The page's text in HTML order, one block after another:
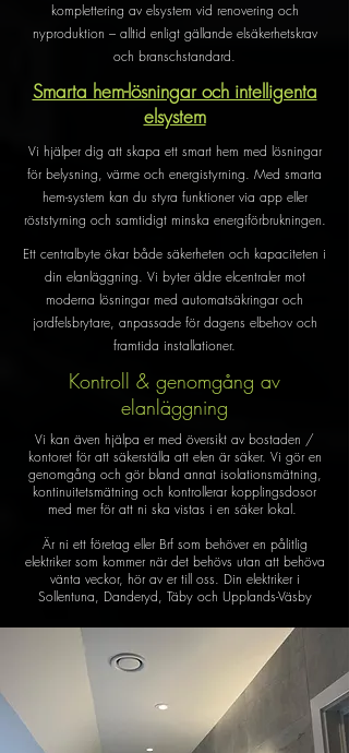
komplettering av elsystem vid renovering och
nyproduktion – alltid enligt gällande elsäkerhetskrav
och branschstandard.
Smarta hem-lösningar och intelligenta
elsystem
Vi hjälper dig att skapa ett smart hem med lösningar
för belysning, värme och energistyrning. Med smarta
hem-system kan du styra funktioner via app eller
röststyrning och samtidigt minska energiförbrukningen.
Ett centralbyte ökar både säkerheten och kapaciteten i
din elanläggning. Vi byter äldre elcentraler mot
moderna lösningar med automatsäkringar och
jordfelsbrytare, anpassade för dagens elbehov och
framtida installationer.
Kontroll & genomgång av
elanläggning
Vi kan även hjälpa er med översikt av bostaden /
kontoret för att säkerställa att elen är säker. Vi gör en
genomgång och gör bland annat isolationsmätning,
kontinuitetsmätning och kontrollerar kopplingsdosor
med mer för att ni ska vistas i en säker lokal.
Är ni ett företag eller Brf som behöver en pålitlig
elektriker som kommer när det behövs utan att behöva
vänta veckor, hör av er till oss. Din elektriker i
Sollentuna, Danderyd, Täby och Upplands-Väsby